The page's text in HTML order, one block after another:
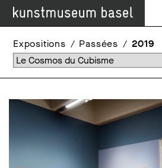
Expositions Passées 2019